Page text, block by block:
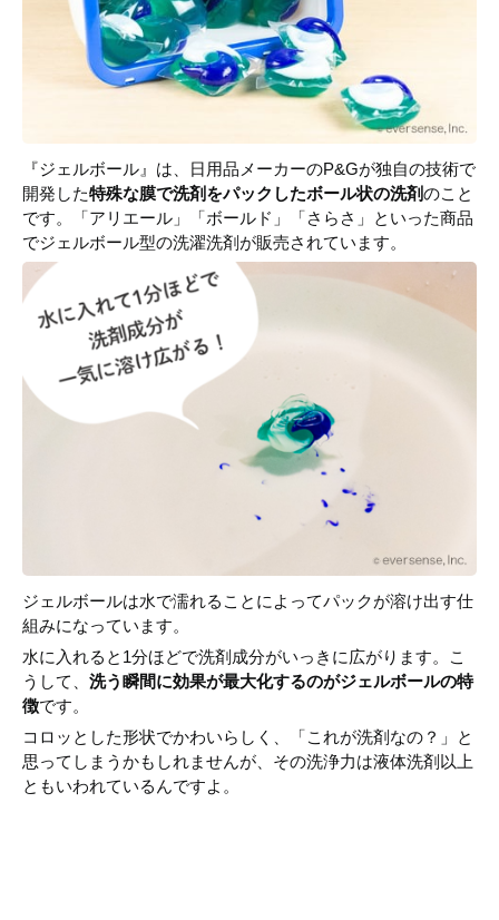
『ジェルボール』は、日用品メーカーのP&Gが独自の技術で
開発した特殊な膜で洗剤をパックしたボール状の洗剤のこと
です。「アリエール」「ボールド」「さらさ」といった商品
でジェルボール型の洗濯洗剤が販売されています。
ジェルボールは水で濡れることによってパックが溶け出す仕
組みになっています。
水に入れると1分ほどで洗剤成分がいっきに広がります。こ
うして、 洗う瞬間に効果が最大化するのがジェルボールの特
徴です。
コロッとした形状でかわいらしく、「これが洗剤なの？」と
思ってしまうかもしれませんが、その洗浄力は液体洗剤以上
ともいわれているんですよ。